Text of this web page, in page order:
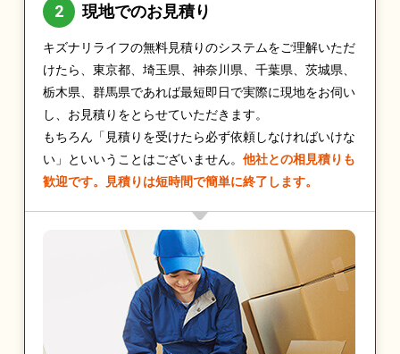
現地でのお見積り
キズナリライフの無料見積りのシステムをご理解いただ
けたら、東京都、埼玉県、神奈川県、千葉県、茨城県、
栃木県、群馬県であれば最短即日で実際に現地をお伺い
し、お見積りをとらせていただきます。
もちろん「見積りを受けたら必ず依頼しなければいけな
い」といいうことはございません。 他社との相見積りも
歓迎です。見積りは短時間で簡単に終了します。